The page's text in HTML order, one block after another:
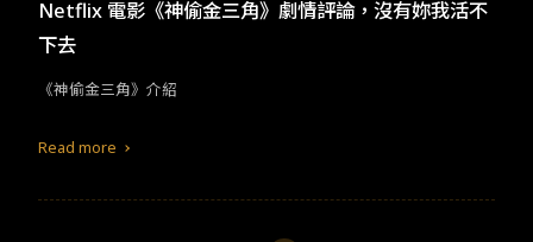
偷拍女同學而墜樓成植物人的事實，代筆寫遺書卻意外出書走紅的
故事。
Netflix 電影《神偷金三角》劇情評論，沒有妳我活不
下去
​​《神偷金三角》介紹​
Read more